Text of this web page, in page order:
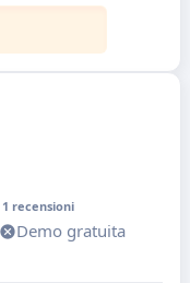
1 recensioni
Demo gratuita